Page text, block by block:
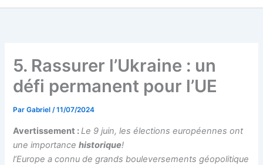
5. Rassurer l’Ukraine : un
défi permanent pour l’UE
ParGabriel/11/07/2024
Avertissement :Le 9 juin, les élections européennes ont
une importancehistorique!
l’Europe a connu de grands bouleversements géopolitique